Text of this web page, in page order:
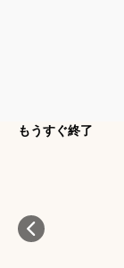
もうすぐ終了